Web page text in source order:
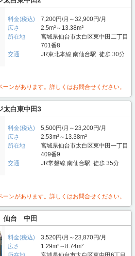
料金(税込)
7,200円/月～32,900円/月
広さ
2.5m²～13.38m²
所在地
宮城県仙台市太白区東中田二丁目
701番8
交通
JR東北本線 南仙台駅 徒歩 30分
ンがあります。詳しくはお問合せください。
太白東中田3
料金(税込)
5,500円/月～23,200円/月
広さ
2.53m²～13.38m²
所在地
宮城県仙台市太白区東中田一丁目
409番9
交通
JR常磐線 南仙台駅 徒歩 35分
ンがあります。詳しくはお問合せください。
仙台 中田
料金(税込)
3,520円/月～23,870円/月
広さ
1.29m²～8.74m²